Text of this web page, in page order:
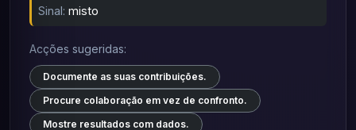
Sinal: misto
Acções sugeridas:
Documente as suas contribuições.
Procure colaboração em vez de confronto.
Mostre resultados com dados.